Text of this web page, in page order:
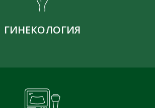
ГИНЕКОЛОГИЯ